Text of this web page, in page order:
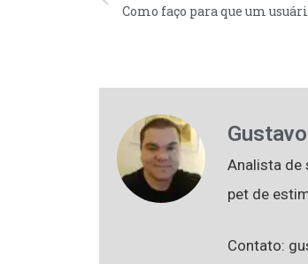
Como faço para que um
Analista de
pet de
Contato: